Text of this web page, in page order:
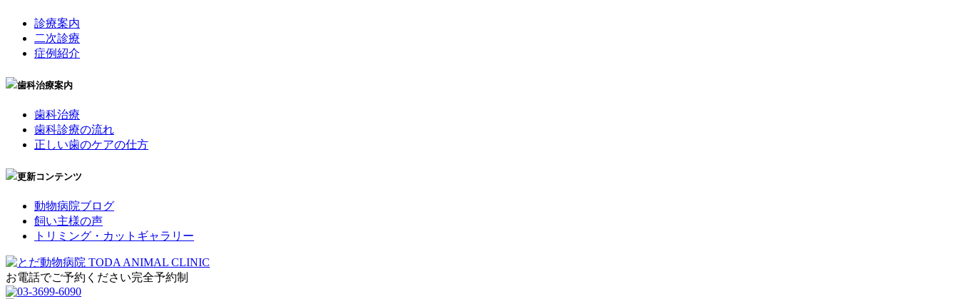
診療案内
二次診療
症例紹介
歯科治療案内
歯科治療
歯科診療の流れ
正しい歯のケアの仕方
更新コンテンツ
動物病院ブログ
飼い主様の声
トリミング・カットギャラリー
お電話でご予約ください完全予約制